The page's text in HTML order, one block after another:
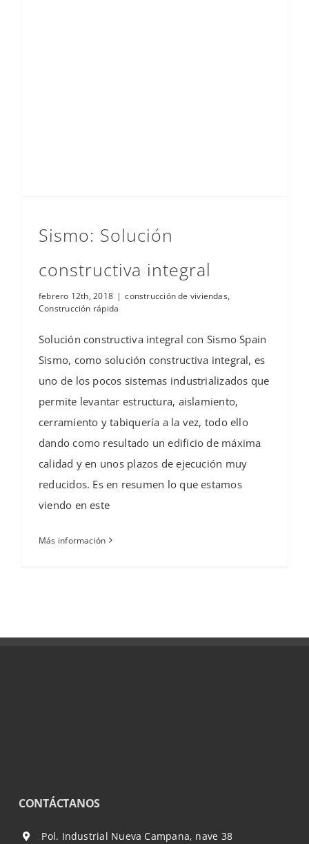
Sismo: Solución
constructiva integral
febrero 12th, 2018 | construcción de viviendas,
Construcción rápida
Solución constructiva integral con Sismo Spain
Sismo, como solución constructiva integral, es
uno de los pocos sistemas industrializados que
permite levantar estructura, aislamiento,
cerramiento y tabiquería a la vez, todo ello
dando como resultado un edificio de máxima
calidad y en unos plazos de ejecución muy
reducidos. Es en resumen lo que estamos
viendo en este
Más información
CONTÁCTANOS
Pol. Industrial Nueva Campana, nave 38